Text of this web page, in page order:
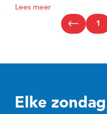
Lees meer
1
Elke